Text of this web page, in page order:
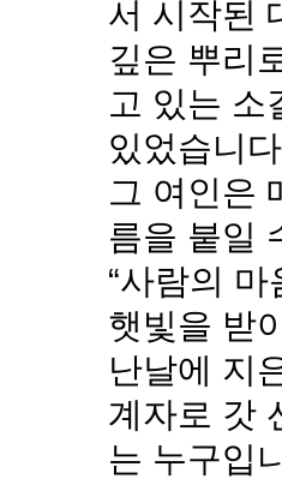
서 시작된
깊은 뿌리
고 있는 소
있었습니
그 여인은
름을 붙일
“사람의
햇빛을 받
난날에 지
계자로 갓
는 누구입